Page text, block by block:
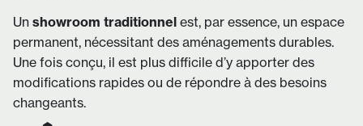
Un showroom traditionnel est, par essence, un espace
permanent, nécessitant des aménagements durables.
Une fois conçu, il est plus difficile d’y apporter des
modifications rapides ou de répondre à des besoins
changeants.